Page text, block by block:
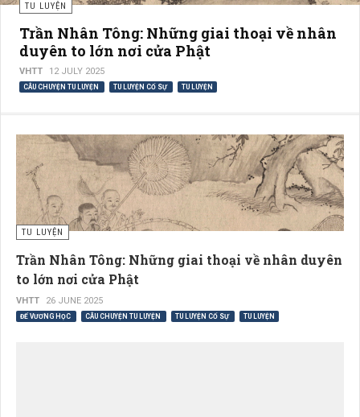
TU LUYỆN
Trần Nhân Tông: Những giai thoại về nhân
duyên to lớn nơi cửa Phật
VHTT 12 JULY 2025
CÂU CHUYỆN TU LUYỆN TU LUYỆN CỐ SỰ TU LUYỆN
TU LUYỆN
Trần Nhân Tông: Những giai thoại về nhân duyên
to lớn nơi cửa Phật
VHTT 26 JUNE 2025
ĐẾ VƯƠNG HỌC CÂU CHUYỆN TU LUYỆN TU LUYỆN CỐ SỰ TU LUYỆN